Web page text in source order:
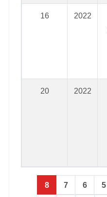
2022
16
2022
20
5
6
7
8